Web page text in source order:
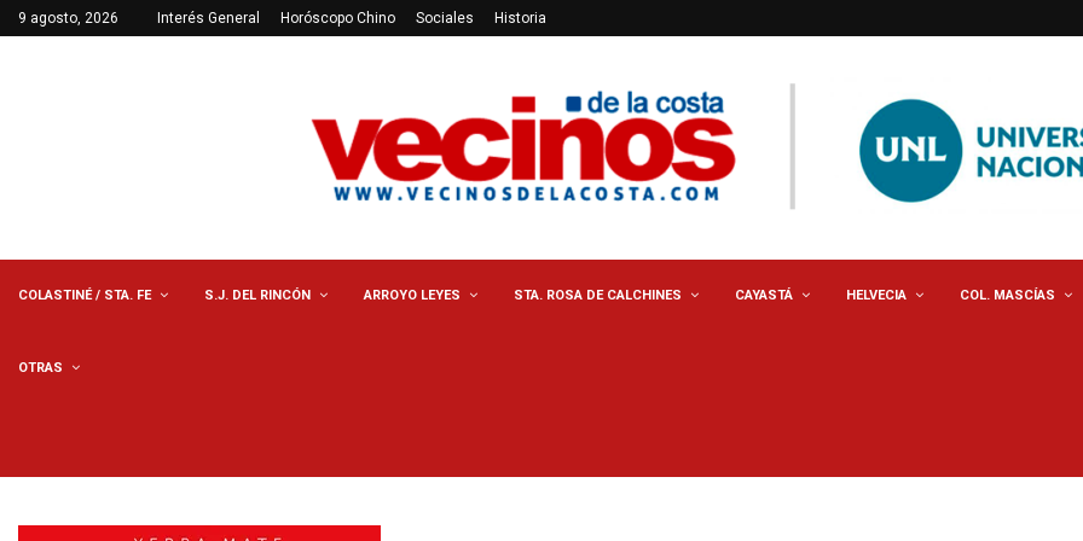
9 agosto, 2026 Interés General Horóscopo Chino Sociales Historia
COLASTINÉ / STA. FE S.J. DEL RINCÓN ARROYO LEYES STA. ROSA DE CALCHINES CAYASTÁ HELVECIA COL. MASCÍAS
OTRAS